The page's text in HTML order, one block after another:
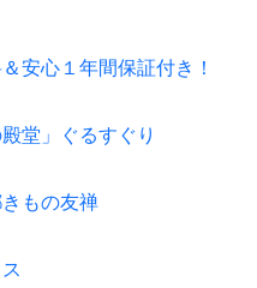
安心１年間保証付き！
堂」ぐるすぐり
もの友禅